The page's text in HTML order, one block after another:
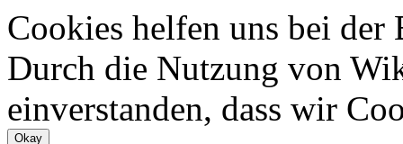
Cookies helfen uns bei
Durch die Nutzung von
einverstanden, dass wir